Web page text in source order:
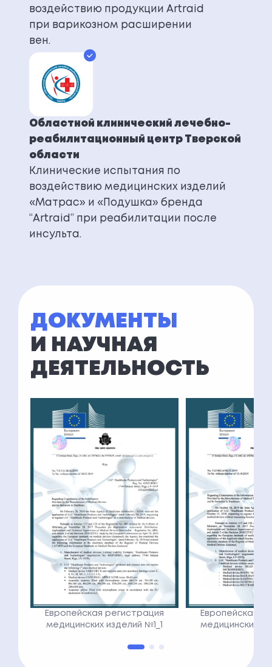
воздействию продукции Artraid
при варикозном расширении
вен.
Областной клинический лечебно-
реабилитационный центр Тверской
области
Клинические испытания по
воздействию медицинских изделий
«Матрас» и «Подушка» бренда
“Artraid” при реабилитации после
инсульта.
ДОКУМЕНТЫ
И НАУЧНАЯ
ДЕЯТЕЛЬНОСТЬ
Европейская регистрация
медицинских изделий №1_1
Европейская
медицинских